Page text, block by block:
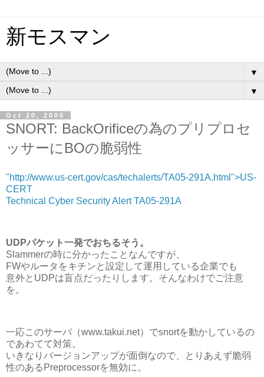
新モスマン
▼
▼
Oct 20, 2005
SNORT: BackOrificeの為のプリプロセ
ッサーにBOの脆弱性
"http://www.us-cert.gov/cas/techalerts/TA05-291A.html">US-
CERT
Technical Cyber Security Alert TA05-291A
UDPパケット一発でおちるそう。
Slammerの時に分かったことなんですが、
FWやルータをキチンと設定して運用している企業でも
意外とUDPは盲点だったりします。そんなわけでご注意
を。
一応このサーバ（www.takui.net）でsnortを動かしているの
であわてて対策。
いきなりバージョンアップが面倒なので、とりあえず脆弱
性のあるPreprocessorを無効に。